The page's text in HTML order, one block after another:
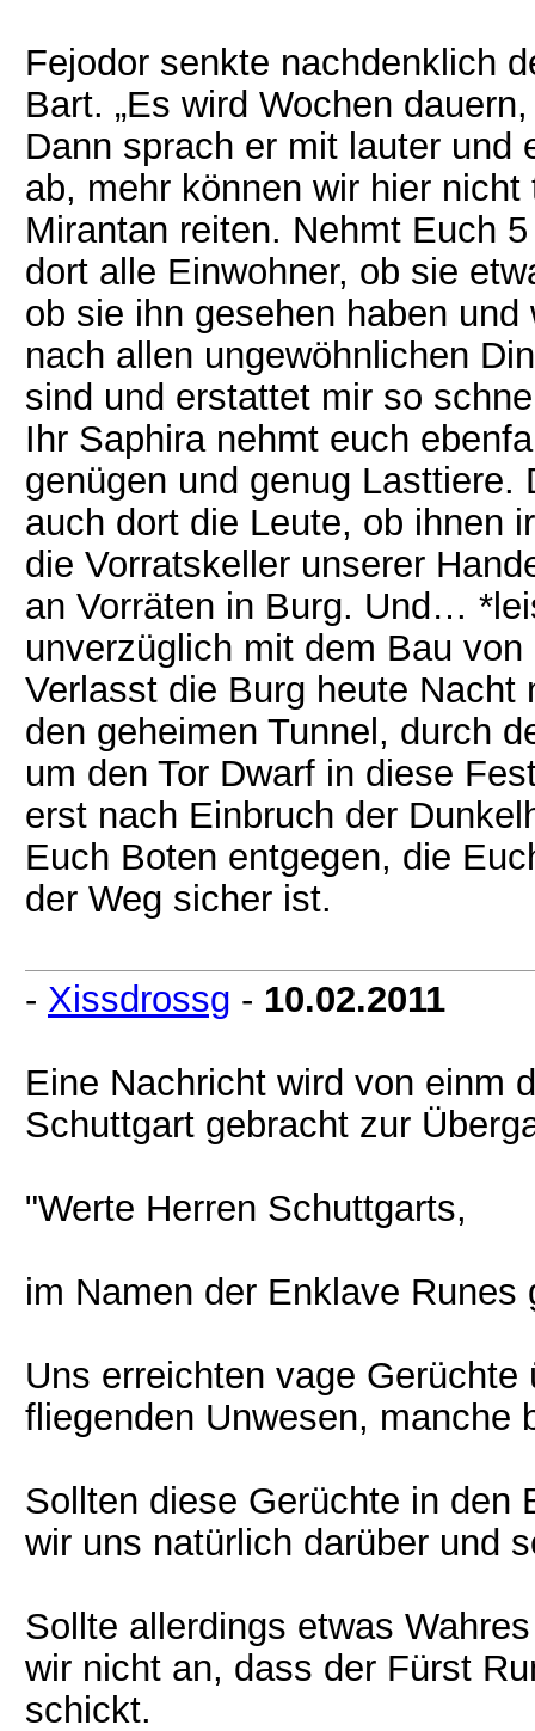
Fejodor senkte nachdenklich
Bart. „Es wird Wochen
Dann sprach er mit lauter und
ab, mehr können wir hier
Mirantan reiten. Nehmt Euch
dort alle Einwohner, ob sie
ob sie ihn gesehen haben
nach allen ungewöhnlichen
sind und erstattet mir so
Ihr Saphira nehmt euch
genügen und genug
auch dort die Leute, ob ihnen
die Vorratskeller unserer
an Vorräten in Burg. Und…
unverzüglich mit dem Bau
Verlasst die Burg heute
den geheimen Tunnel, durch
um den Tor Dwarf in diese
erst nach Einbruch der
Euch Boten entgegen, die
der Weg sicher ist.
- Xissdrossg - 10.02.2011
Eine Nachricht wird von einm
Schuttgart gebracht zur
"Werte Herren Schuttgarts,
im Namen der Enklave Runes
Uns erreichten vage
fliegenden Unwesen, manche
Sollten diese Gerüchte in den
wir uns natürlich darüber und
Sollte allerdings etwas
wir nicht an, dass der Fürst
schickt.